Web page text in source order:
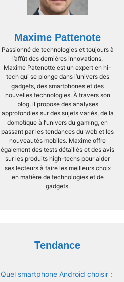
Maxime Pattenote
Passionné de technologies et toujours à
l’affût des dernières innovations,
Maxime Patenotte est un expert en hi-
tech qui se plonge dans l’univers des
gadgets, des smartphones et des
nouvelles technologies. À travers son
blog, il propose des analyses
approfondies sur des sujets variés, de la
domotique à l’univers du gaming, en
passant par les tendances du web et les
nouveautés mobiles. Maxime offre
également des tests détaillés et des avis
sur les produits high-techs pour aider
ses lecteurs à faire les meilleurs choix
en matière de technologies et de
gadgets.
Tendance
Quel smartphone Android choisir :